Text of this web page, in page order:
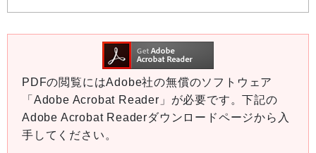
PDFの閲覧にはAdobe社の無償のソフトウェア
「Adobe Acrobat Reader」が必要です。下記の
Adobe Acrobat Readerダウンロードページから入
手してください。